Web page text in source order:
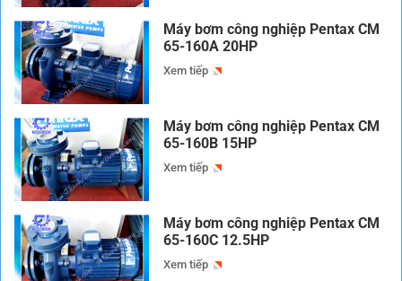
Máy bơm công nghiệp Pentax CM
65-160A 20HP
Xem tiếp
Máy bơm công nghiệp Pentax CM
65-160B 15HP
Xem tiếp
Máy bơm công nghiệp Pentax CM
65-160C 12.5HP
Xem tiếp